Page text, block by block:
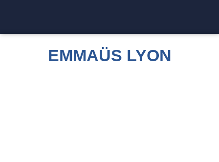
EMMAÜS LYON